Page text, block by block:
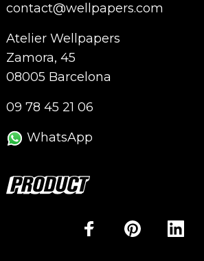
contact@wellpapers.com
Atelier Wellpapers
Zamora, 45
08005 Barcelona
09 78 45 21 06
WhatsApp